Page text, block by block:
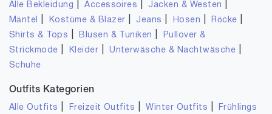
Alle Bekleidung |Accessoires Jacken & Westen
Mäntel Kostüme & Blazer Jeans Hosen Röcke
Shirts & Tops Blusen & Tuniken
Pullover &
Strickmode
Kleider |Unterwäsche & Nachtwäsche
Schuhe
Outfits Kategorien
Alle Outfits Freizeit Outfits |Winter Outfits
Frühlings